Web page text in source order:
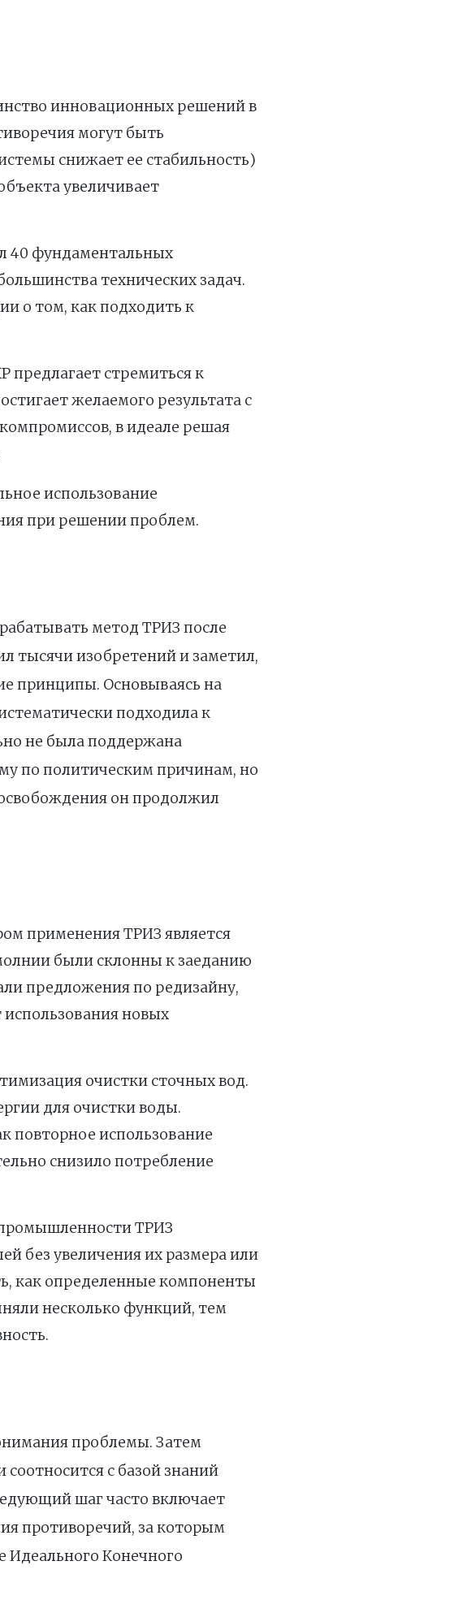
инновационных решений в
могут быть
снижает ее стабильность)
увеличивает
40 фундаментальных
технических задач.
о том, как подходить к
предлагает стремиться к
желаемого результата с
в идеале решая
использование
при решении проблем.
метод ТРИЗ после
тысячи изобретений и заметил,
принципы. Основываясь на
подходила к
не была поддержана
по политическим причинам, но
он продолжил
применения ТРИЗ является
были склонны к заеданию
предложения по редизайну,
новых
очистки сточных вод.
для очистки воды.
повторное использование
снизило потребление
ТРИЗ
без увеличения их размера или
как определенные компоненты
несколько функций, тем
проблемы. Затем
с базой знаний
шаг часто включает
противоречий, за которым
Идеального Конечного